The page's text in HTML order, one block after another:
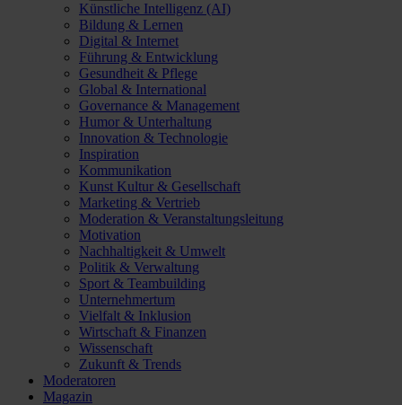
Künstliche Intelligenz (AI)
Bildung & Lernen
Digital & Internet
Führung & Entwicklung
Gesundheit & Pflege
Global & International
Governance & Management
Humor & Unterhaltung
Innovation & Technologie
Inspiration
Kommunikation
Kunst Kultur & Gesellschaft
Marketing & Vertrieb
Moderation & Veranstaltungsleitung
Motivation
Nachhaltigkeit & Umwelt
Politik & Verwaltung
Sport & Teambuilding
Unternehmertum
Vielfalt & Inklusion
Wirtschaft & Finanzen
Wissenschaft
Zukunft & Trends
Moderatoren
Magazin